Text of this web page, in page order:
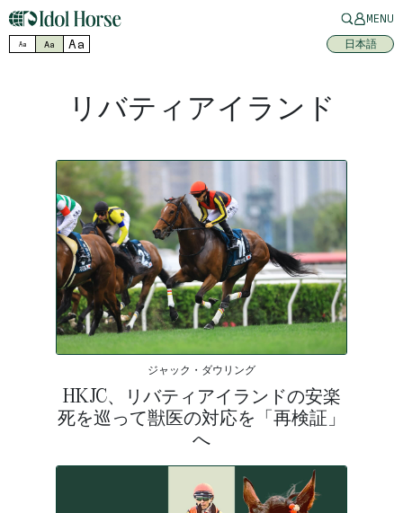
MENU
Aa Aa Aa 日本語
リバティアイランド
ジャック・ダウリング
HKJC、リバティアイランドの安楽
死を巡って獣医の対応を「再検証」
へ